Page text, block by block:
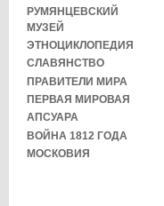
РУМЯНЦЕВСКИЙ
МУЗЕЙ
ЭТНОЦИКЛОПЕДИЯ
СЛАВЯНСТВО
ПРАВИТЕЛИ МИРА
ПЕРВАЯ МИРОВАЯ
АПСУАРА
ВОЙНА 1812 ГОДА
МОСКОВИЯ